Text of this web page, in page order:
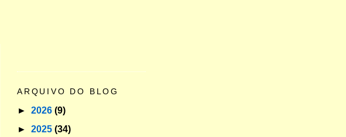
ARQUIVO DO BLOG
► 2026 (9)
► 2025 (34)